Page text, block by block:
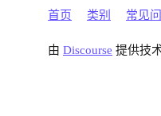
## Value:
##
##
首页 类别 常见
由 Discourse 提供技